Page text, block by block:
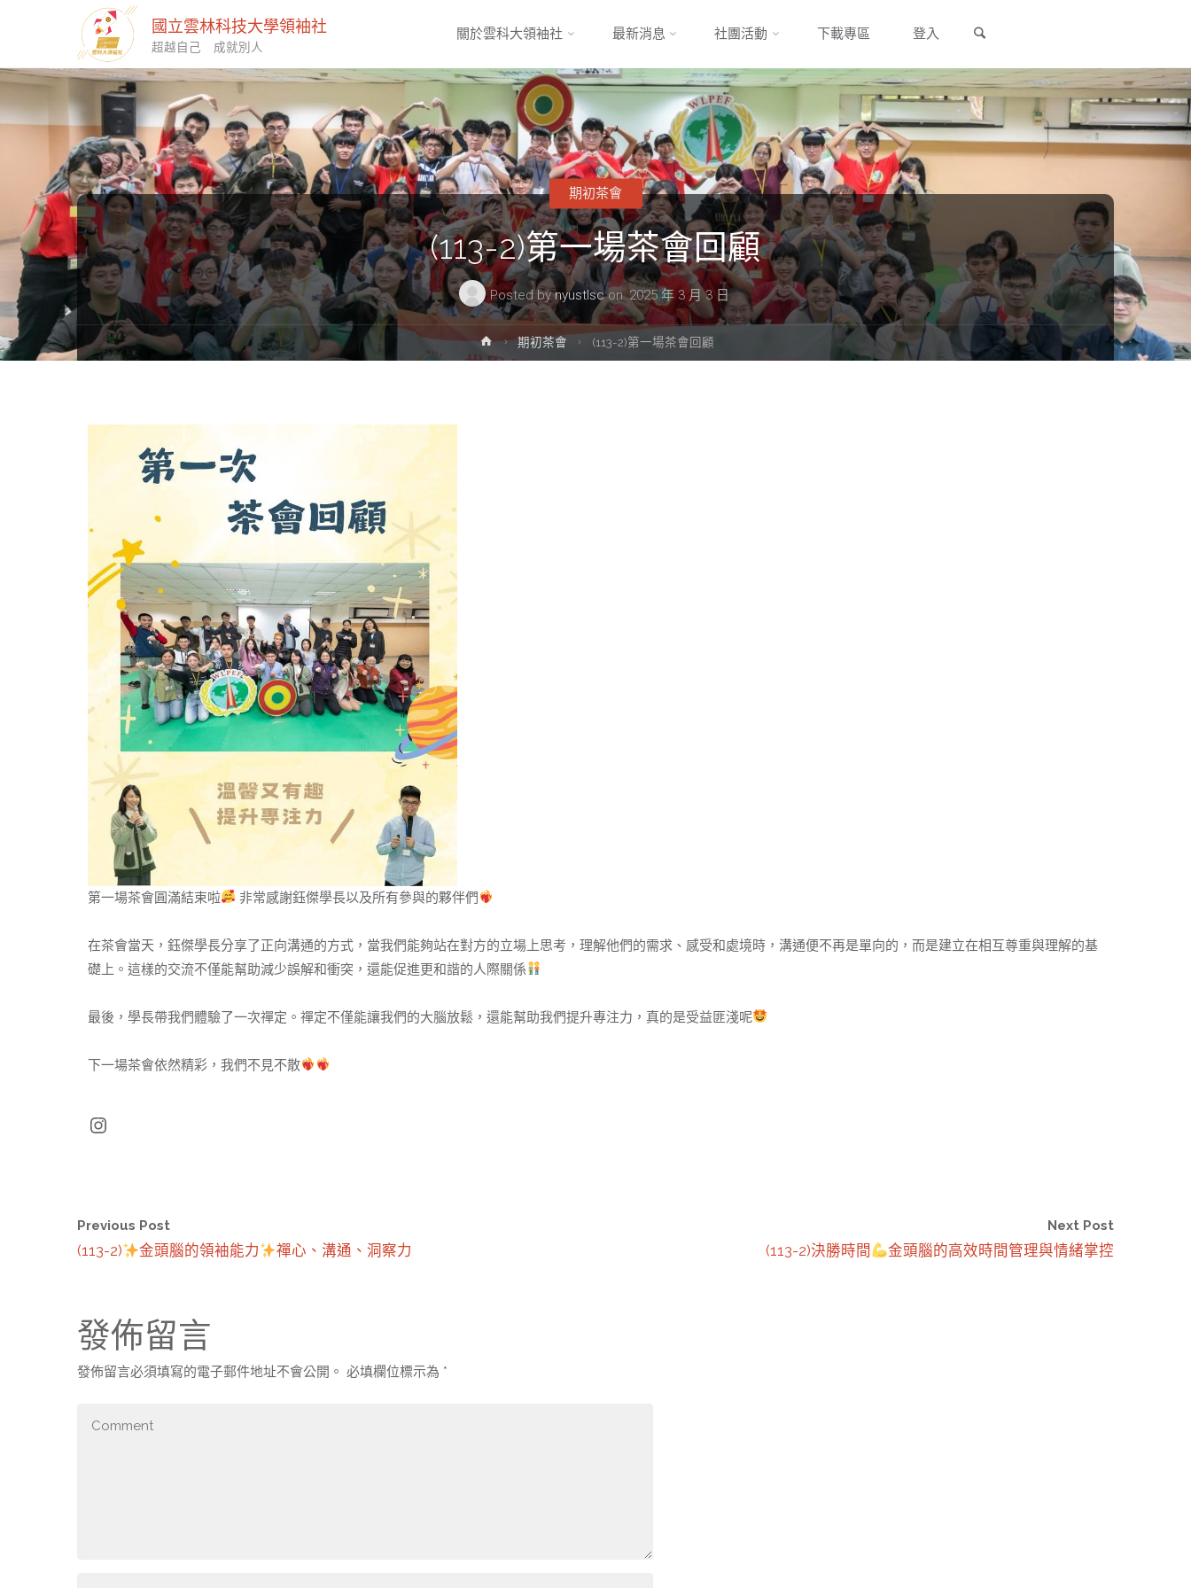
國立雲林科技大學領袖社
超越自己 成就別人
to
content
關於雲科大領袖社 最新消息 社團活動 下載專區 登入
(113-2)第一場茶會回顧
Posted by nyustlsc on 2025 年 3 月 3 日
期初茶會
Home期初茶會 (113-2)第一場茶會回顧
第一場茶會圓滿結束啦 非常感謝鈺傑學長以及所有參與的夥伴們
在茶會當天，鈺傑學長分享了正向溝通的方式，當我們能夠站在對方的立場上思考，理解他們的需求、感受和處境時，溝通便不再是單向的，而是建立在相互尊重與理解的基
礎上。這樣的交流不僅能幫助減少誤解和衝突，還能促進更和諧的人際關係
最後，學長帶我們體驗了一次禪定。禪定不僅能讓我們的大腦放鬆，還能幫助我們提升專注力，真的是受益匪淺呢
下一場茶會依然精彩，我們不見不散
Instagram
Previous Post
(113-2) 金頭腦的領袖能力 禪心、溝通、洞察力
Next Post
(113-2)決勝時間 金頭腦的高效時間管理與情緒掌控
發佈留言
發佈留言必須填寫的電子郵件地址不會公開。 必填欄位標示為 *